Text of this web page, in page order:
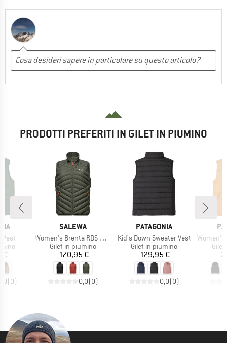
PRODOTTI PREFERITI IN GILET IN PIUMINO
Vest
€
(0)
MARCHIO
SALEWA
Articolo
Women's Brenta RDS Down Vest
Gruppo di prodotti
Gilet in piumino
Prezzo
170,95 €
0,0(0)
MARCHIO
PATAGONIA
Articolo
Kid's Down Sweater Vest
Gruppo di prodotti
Gilet in piumino
Prezzo
129,95 €
0,0(0)
Articolo
Women's